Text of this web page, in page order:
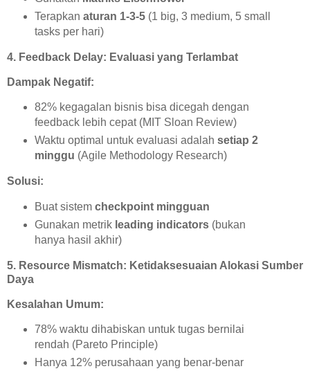
Terapkan aturan 1-3-5(1 big, 3 medium, 5 small
tasks per hari)
4. Feedback Delay: Evaluasi yang Terlambat
Dampak Negatif:
82% kegagalan bisnis bisa dicegah dengan
feedback lebih cepat (MIT Sloan Review)
Waktu optimal untuk evaluasi adalah setiap 2
minggu (Agile Methodology Research)
Solusi:
Buat sistem checkpoint mingguan
Gunakan metrik leading indicators(bukan
hanya hasil akhir)
5. Resource Mismatch: Ketidaksesuaian Alokasi Sumber
Daya
Kesalahan Umum:
78% waktu dihabiskan untuk tugas bernilai
rendah (Pareto Principle)
Hanya 12% perusahaan yang benar-benar